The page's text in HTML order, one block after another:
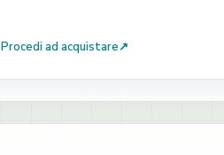
Procedi ad acquistare↗